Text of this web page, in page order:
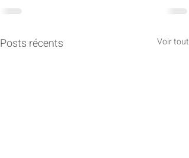
Posts récents Voir tout